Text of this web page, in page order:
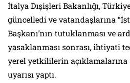
İtalya Dışişleri Bakanlığı,
güncelledi ve vatandaşlarına
Başkanı’nın tutuklanması ve
yasaklanması sonrası, ihtiyati
yerel yetkililerin açıklamalarına
uyarısı yaptı.